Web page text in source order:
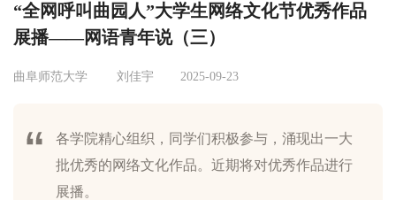
“全网呼叫曲园人”大学生网络文化节优秀作品
展播——网语青年说（三）
曲阜师范大学 刘佳宇 2025-09-23
各学院精心组织，同学们积极参与，涌现出一大
批优秀的网络文化作品。近期将对优秀作品进行
展播。